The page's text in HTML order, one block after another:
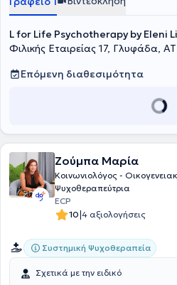
L for Life Psychotherapy by Eleni
Φιλικής Εταιρείας 17, Γλυφάδα,
Επόμενη διαθεσιμότητα
Ζούμπα Μαρία
Κοινωνιολόγος -
Ψυχοθεραπεύτρια
ECP
10|4 αξιολογήσεις
Συστημική Ψυχοθεραπεία
Σχετικά με την ειδικό